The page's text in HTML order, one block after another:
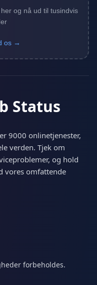
og nå ud til tusindvis
os →
Status
9000 onlinetjenester,
verden. Tjek om
og hold
vores omfattende
forbeholdes.